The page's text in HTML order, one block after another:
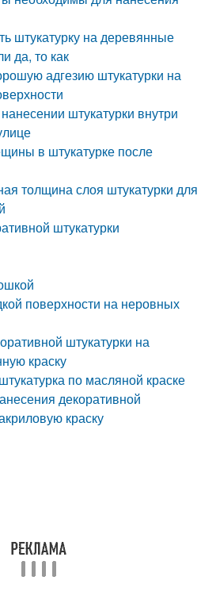
штукатурку на деревянные
да, то как
адгезию штукатурки на
штукатурки внутри
в штукатурке после
толщина слоя штукатурки для
штукатурки
поверхности на неровных
штукатурки на
краску
по масляной краске
декоративной
краску